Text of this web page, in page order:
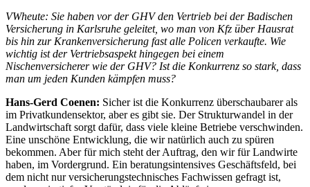
VWheute: Sie haben vor der GHV den Vertrieb bei der Badischen
Versicherung in Karlsruhe geleitet, wo man von Kfz über Hausrat
bis hin zur Krankenversicherung fast alle Policen verkaufte. Wie
wichtig ist der Vertriebsaspekt hingegen bei einem
Nischenversicherer wie der GHV? Ist die Konkurrenz so stark, dass
man um jeden Kunden kämpfen muss?
Hans-Gerd Coenen: Sicher ist die Konkurrenz überschaubarer als
im Privatkundensektor, aber es gibt sie. Der Strukturwandel in der
Landwirtschaft sorgt dafür, dass viele kleine Betriebe verschwinden.
Eine unschöne Entwicklung, die wir natürlich auch zu spüren
bekommen. Aber für mich steht der Auftrag, den wir für Landwirte
haben, im Vordergrund. Ein beratungsintensives Geschäftsfeld, bei
dem nicht nur versicherungstechnisches Fachwissen gefragt ist,